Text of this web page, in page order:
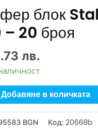
блок
20 броя
лв.
Добавяне в количката
BGN Код: 20668b